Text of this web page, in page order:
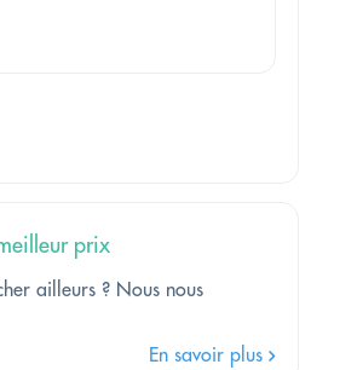
prix
ailleurs ? Nous nous
En savoir plus